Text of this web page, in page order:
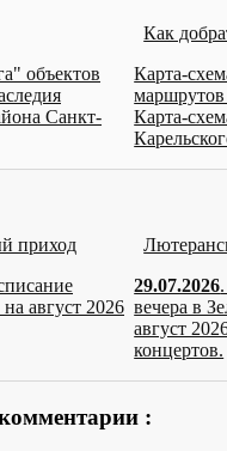
объектов
Санкт-
Как
Карта-
маршрутов
Карта-
приход
август 2026
29.07.2026
вечера в
август
концертов.
: